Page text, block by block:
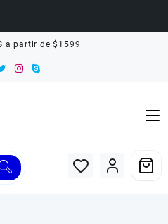
a partir de $1599